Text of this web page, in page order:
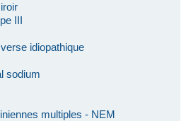
III
idiopathique
sodium
multiples - NEM